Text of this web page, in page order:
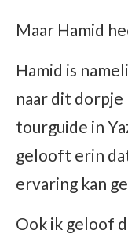
Maar Hamid
Hamid is
naar dit dorpje
tourguide in
gelooft erin
ervaring kan
Ook ik geloof